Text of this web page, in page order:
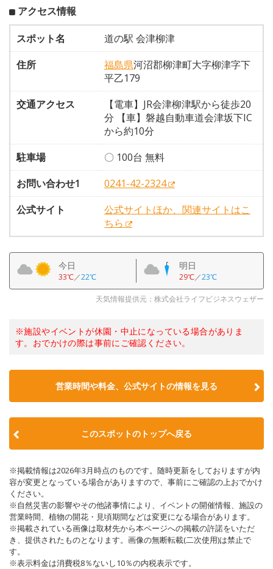
アクセス情報
スポット名
道の駅 会津柳津
住所
福島県河沼郡柳津町大字柳津字下
平乙179
交通アクセス
【電車】JR会津柳津駅から徒歩20
分 【車】磐越自動車道会津坂下IC
から約10分
駐車場
〇 100台 無料
お問い合わせ1
0241-42-2324
公式サイト
公式サイトほか、関連サイトはこ
ちら
今日
33℃／22℃
明日
29℃／23℃
天気情報提供元：株式会社ライフビジネスウェザー
※施設やイベントが休園・中止になっている場合がありま
す。おでかけの際は事前にご確認ください。
営業時間や料金、公式サイトの情報を見る
このスポットのトップへ戻る
※掲載情報は2026年3月時点のものです。随時更新をしておりますが内
容が変更となっている場合がありますので、事前にご確認の上おでかけ
ください。
※自然災害の影響やその他諸事情により、イベントの開催情報、施設の
営業時間、植物の開花・見頃期間などは変更になる場合があります。
※掲載されている画像は取材先から本ページへの掲載の許諾をいただ
き、提供されたものとなります。画像の無断転載(二次使用)は禁止で
す。
※表示料金は消費税8％ないし10％の内税表示です。